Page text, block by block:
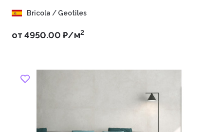
Bricola / Geotiles
от 4950.00 ₽/м2